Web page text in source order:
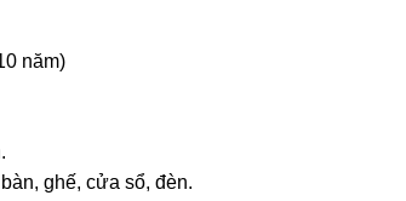
năm)
ghế, cửa sổ, đèn.